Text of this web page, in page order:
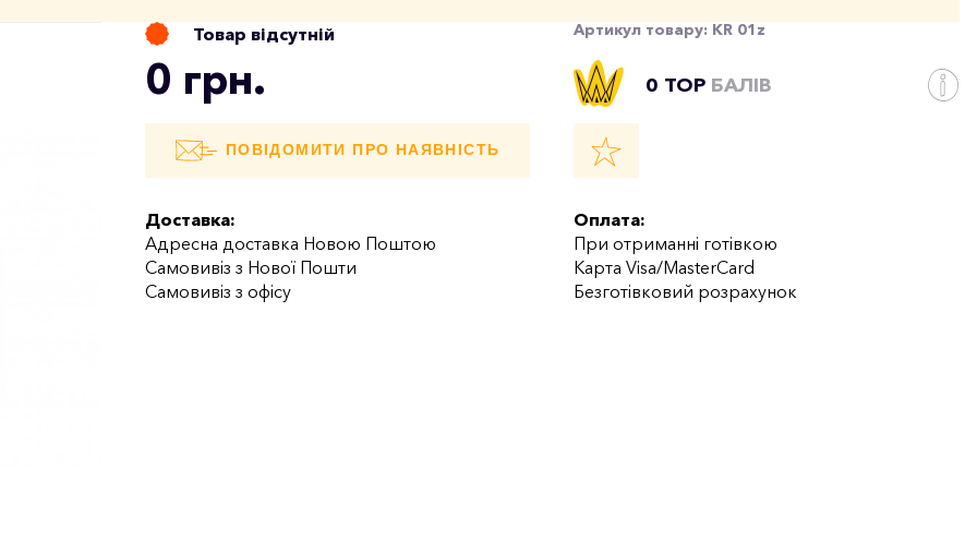
Товар відсутній Артикул товару: KR 01z
0 грн. 0 TOP БАЛІВ
ПОВІДОМИТИ ПРО НАЯВНІСТЬ
Доставка:
Адресна доставка Новою Поштою
Самовивіз з Нової Пошти
Самовивіз з офісу
Оплата:
При отриманні готівкою
Карта Visa/MasterCard
Безготівковий розрахунок